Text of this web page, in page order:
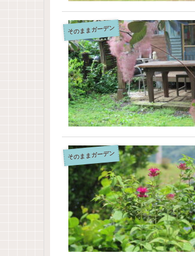
そのままガーデン
そのままガーデン